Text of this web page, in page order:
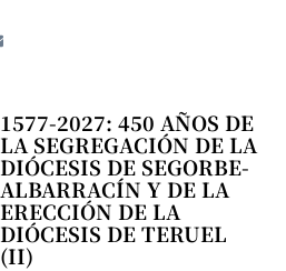
1577-2027: 450 AÑOS DE
LA SEGREGACIÓN DE LA
DIÓCESIS DE SEGORBE-
ALBARRACÍN Y DE LA
ERECCIÓN DE LA
DIÓCESIS DE TERUEL
(II)